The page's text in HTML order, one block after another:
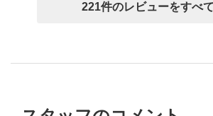
221件のレビューをすべ